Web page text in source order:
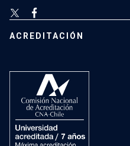
ACREDITACIÓN